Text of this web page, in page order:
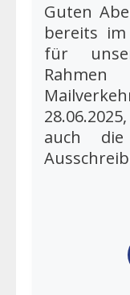
Guten
bereits
für
auch